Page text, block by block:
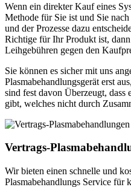
Wenn ein direkter Kauf eines
Methode für Sie ist und Sie
und der Prozesse dazu
Richtige für Ihr Produkt ist,
Leihgebühren gegen den
Sie können es sicher mit uns
Plasmabehandlungsgerät erst
sind fest davon Überzeugt, dass
gibt, welches nicht durch
Vertrags-
Wir bieten einen schnelle und
Plasmabehandlungs Service für